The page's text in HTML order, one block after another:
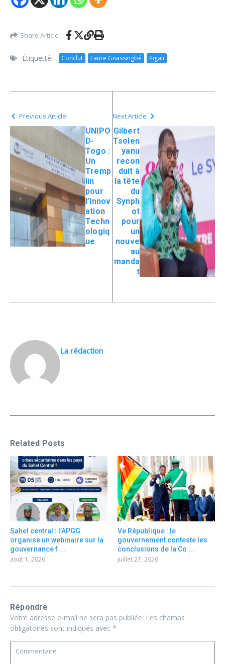
Share Article
Étiquetté : Conclut Faure Gnassingbé Kigali
Previous Article
UNIPO
D-
Togo :
Un
Tremp
lin
pour
l’Innov
ation
Techn
ologiq
ue
Next Article
Gilbert
Tsolen
yanu
recon
duit à
la tête
du
Synph
ot
pour
un
nouve
au
manda
t
La rédaction
Related Posts
Sahel central : l’APGG
organise un webinaire sur la
gouvernance f ...
août 1, 2026
Ve République : le
gouvernement conteste les
conclusions de la Co ...
juillet 27, 2026
Répondre
Votre adresse e-mail ne sera pas publiée. Les champs
obligatoires sont indiqués avec *